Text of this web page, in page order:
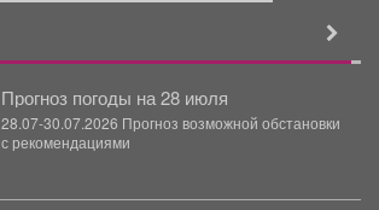
Прогноз погоды на 28 июля
28.07-30.07.2026 Прогноз возможной обстановки
с рекомендациями